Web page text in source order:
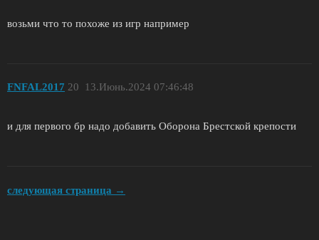
возьми что то похоже из игр например
FNFAL2017 13.Июнь.2024 07:46:48
20
и для первого бр надо добавить Оборона Брестской крепости
следующая страница →